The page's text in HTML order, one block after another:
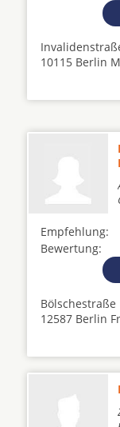
10115 Berlin
Empfehlung:
Bewertung:
Bölschestraße
12587 Berlin